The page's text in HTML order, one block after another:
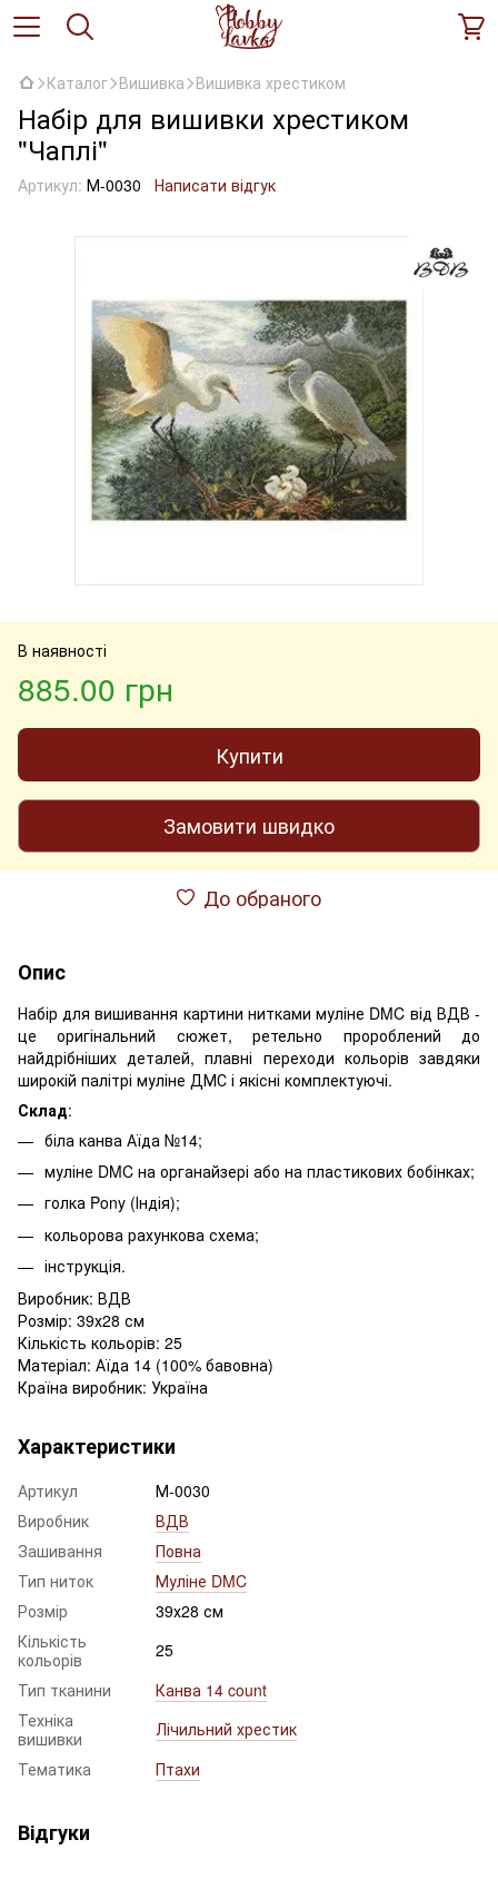
Каталог Вишивка Вишивка хрестиком
Набір для вишивки хрестиком
"Чаплі"
Артикул: М-0030 Написати відгук
В наявності
885.00 грн
Купити
Замовити швидко
До обраного
Опис
Набір для вишивання картини нитками муліне DMC від ВДВ -
це оригінальний сюжет, ретельно пророблений до
найдрібніших деталей, плавні переходи кольорів завдяки
широкій палітрі муліне ДМС і якісні комплектуючі.
Склад:
біла канва Аїда №14;
муліне DMC на органайзері або на пластикових бобінках;
голка Pony (Індія);
кольорова рахункова схема;
інструкція.
Виробник: ВДВ
Розмір: 39х28 см
Кількість кольорів: 25
Матеріал: Аїда 14 (100% бавовна)
Країна виробник: Україна
Характеристики
Артикул
М-0030
Виробник
ВДВ
Зашивання
Повна
Тип ниток
Муліне DMC
Розмір
39х28 см
Кількість
кольорів
25
Тип тканини
Канва 14 count
Техніка
вишивки
Лічильний хрестик
Тематика
Птахи
Відгуки